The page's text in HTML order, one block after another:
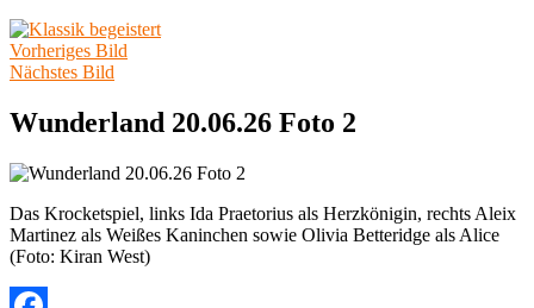
Vorheriges Bild
Nächstes Bild
Wunderland 20.06.26 Foto 2
Das Krocketspiel, links Ida Praetorius als Herzkönigin, rechts Aleix
Martinez als Weißes Kaninchen sowie Olivia Betteridge als Alice
(Foto: Kiran West)